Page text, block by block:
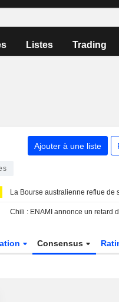
Listes Trading
Ajouter à une liste
Consensus